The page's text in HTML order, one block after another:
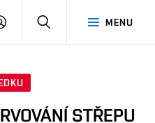
MENU
PŘIHLÁSIT
STŘEPU